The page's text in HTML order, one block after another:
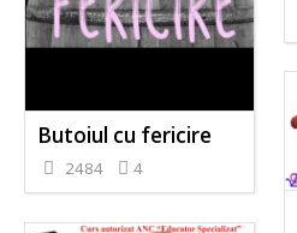
Butoiul cu fericire
2484 4